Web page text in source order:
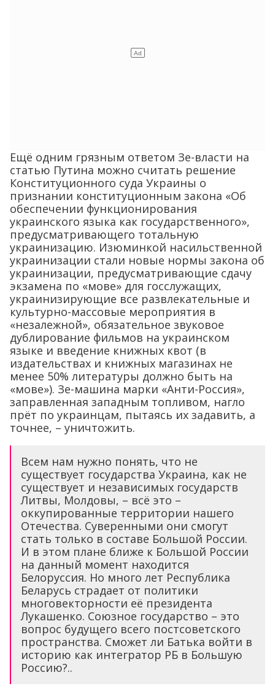
Ещё одним грязным ответом Зе-власти на
статью Путина можно считать решение
Конституционного суда Украины о
признании конституционным закона «Об
обеспечении функционирования
украинского языка как государственного»,
предусматривающего тотальную
украинизацию. Изюминкой насильственной
украинизации стали новые нормы закона об
украинизации, предусматривающие сдачу
экзамена по «мове» для госслужащих,
украинизирующие все развлекательные и
культурно-массовые мероприятия в
«незалежной», обязательное звуковое
дублирование фильмов на украинском
языке и введение книжных квот (в
издательствах и книжных магазинах не
менее 50% литературы должно быть на
«мове»). Зе-машина марки «Анти-Россия»,
заправленная западным топливом, нагло
прёт по украинцам, пытаясь их задавить, а
точнее, – уничтожить.
Всем нам нужно понять, что не
существует государства Украина, как не
существует и независимых государств
Литвы, Молдовы, – всё это –
оккупированные территории нашего
Отечества. Суверенными они смогут
стать только в составе Большой России.
И в этом плане ближе к Большой России
на данный момент находится
Белоруссия. Но много лет Республика
Беларусь страдает от политики
многовекторности её президента
Лукашенко. Союзное государство – это
вопрос будущего всего постсоветского
пространства. Сможет ли Батька войти в
историю как интегратор РБ в Большую
Россию?..